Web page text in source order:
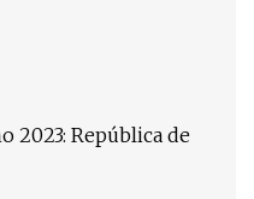
2023: República de